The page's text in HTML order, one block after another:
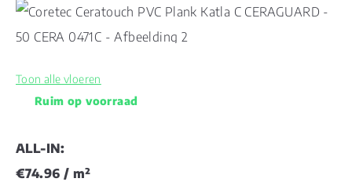
Toon alle vloeren
Ruim op voorraad
ALL-IN:
€74.96 / m²